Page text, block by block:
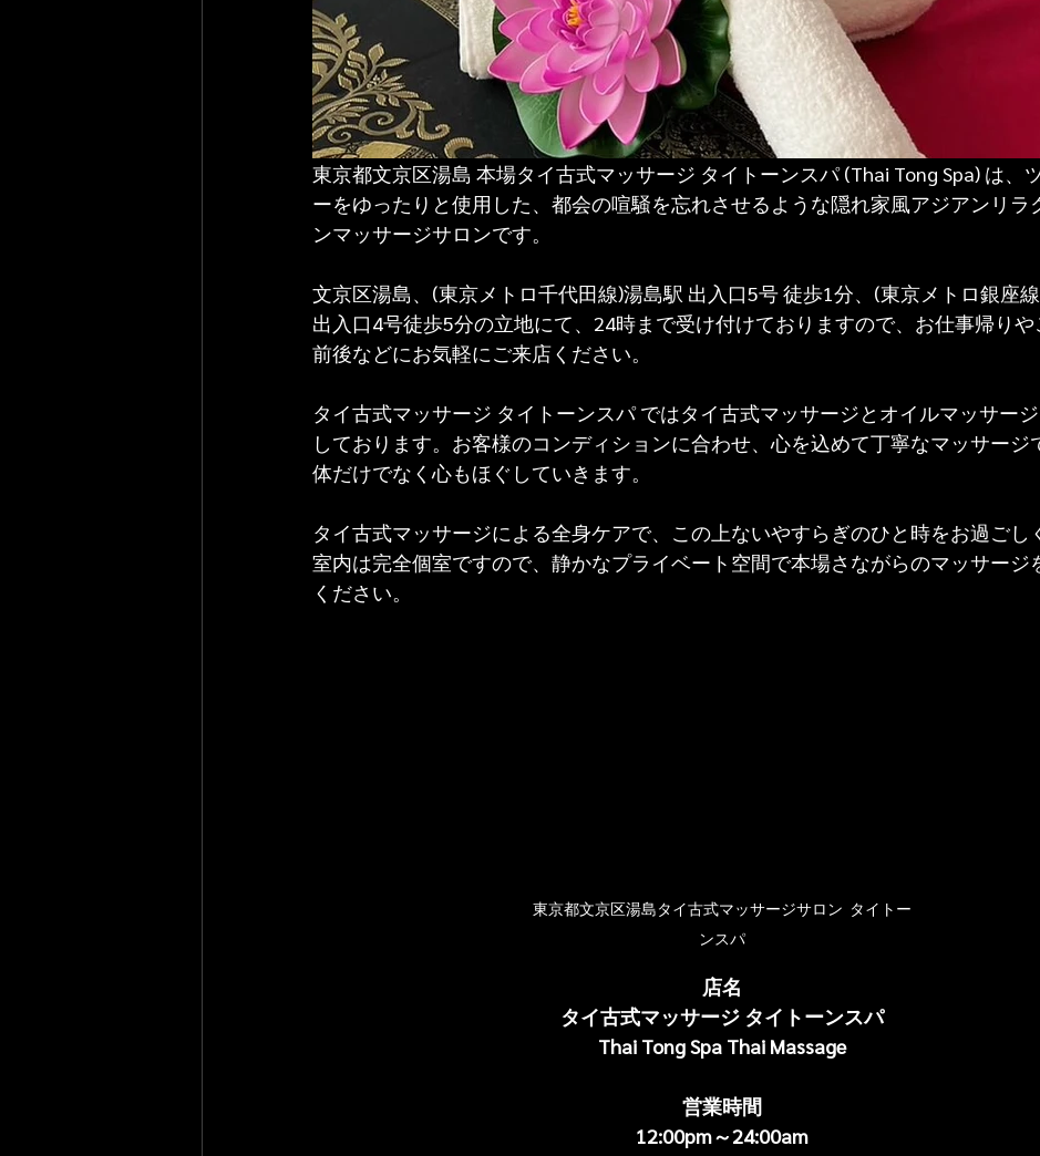
東京都文京区湯島 本場タイ古式マッサージ タイトーンスパ (Thai Tong Spa) は、
ーをゆったりと使用した、都会の喧騒を忘れさせるような隠れ家風アジアンリラ
ンマッサージサロンです。
文京区湯島、(東京メトロ千代田線)湯島駅 出入口5号 徒歩1分、(東京メトロ銀座
出入口4号徒歩5分の立地にて、24時まで受け付けておりますので、お仕事帰り
前後などにお気軽にご来店ください。
タイ古式マッサージ タイトーンスパ ではタイ古式マッサージとオイルマッサー
しております。お客様のコンディションに合わせ、心を込めて丁寧なマッサージ
体だけでなく心もほぐしていきます。
タイ古式マッサージによる全身ケアで、この上ないやすらぎのひと時をお過ごし
室内は完全個室ですので、静かなプライベート空間で本場さながらのマッサージ
ください。
東京都文京区湯島タイ古式マッサージサロン  タイトー
ンスパ
店名
タイ古式マッサージ タイトーンスパ
Thai Tong Spa Thai Massage
営業時間
12:00pm～24:00am